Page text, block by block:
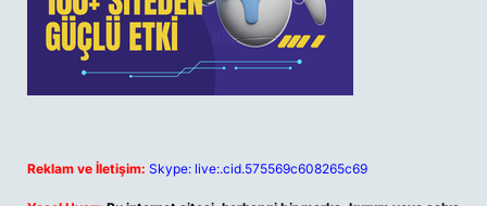
Reklam ve İletişim: Skype: live:.cid.575569c608265c69